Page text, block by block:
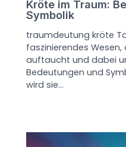
Kröte im Traum:
Symbolik
traumdeutung kröte
faszinierendes
auftaucht und dabei
Bedeutungen und
wird sie…